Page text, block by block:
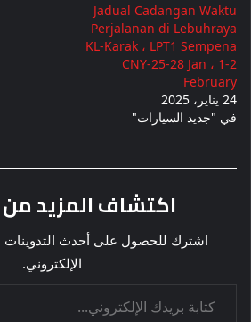
Jadual Cadangan Waktu
Perjalanan di Lebuhraya
KL-Karak ، LPT1 Sempena
CNY-25-28 Jan ، 1-2
February
24 يناير، 2025
في "جديد السيارات"
اكتشاف المزيد من
اشترك للحصول على أحدث التدوينات
الإلكتروني.